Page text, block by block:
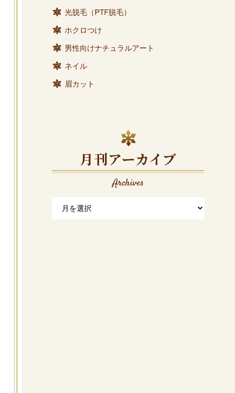
光脱毛（PTF脱毛）
ホクロつけ
男性向けナチュラルアート
ネイル
眉カット
月刊アーカイブ
Archives